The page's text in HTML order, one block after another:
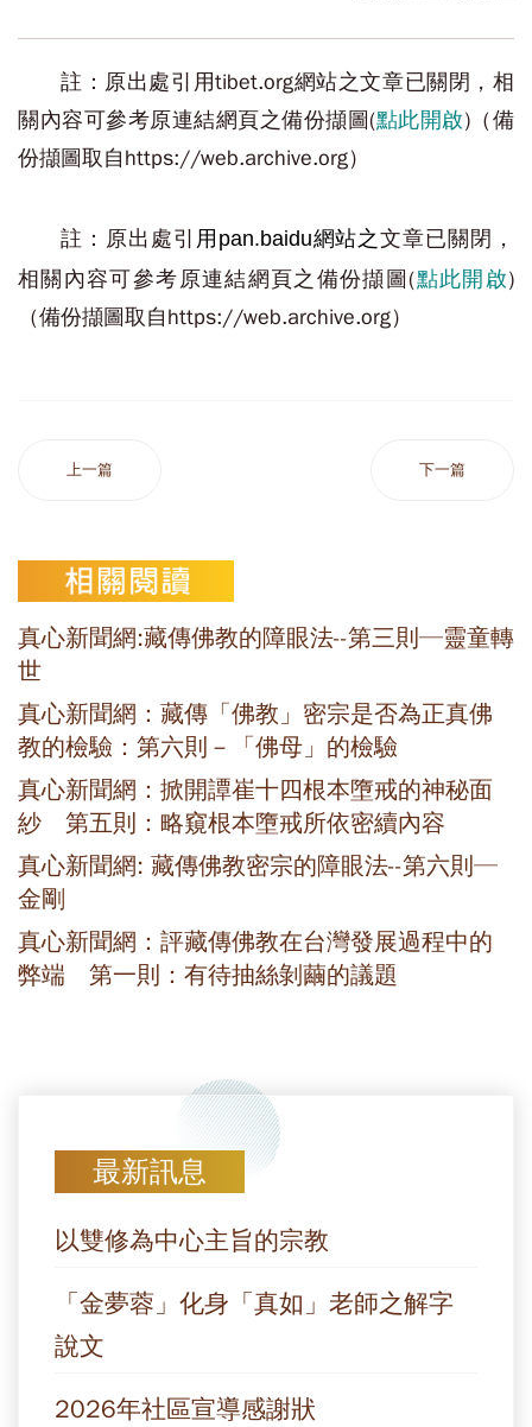
註：原出處引用tibet.org網站之文章已關閉，相
關內容可參考原連結網頁之備份擷圖(點此開啟)（備
份擷圖取自https://web.archive.org）
註：原出處引 用 pan.baidu網站之文章已關閉，
相關內容可參考原連結網頁之備份擷圖(點此開啟)
（備份擷圖取自https://web.archive.org）
上一篇 下一篇
真心新聞網:藏傳佛教的障眼法--第三則─靈童轉
世
真心新聞網：藏傳「佛教」密宗是否為正真佛
教的檢驗：第六則－「佛母」的檢驗
真心新聞網：掀開譚崔十四根本墮戒的神秘面
紗 第五則：略窺根本墮戒所依密續內容
真心新聞網: 藏傳佛教密宗的障眼法--第六則─
金剛
真心新聞網：評藏傳佛教在台灣發展過程中的
弊端 第一則：有待抽絲剝繭的議題
最新訊息
以雙修為中心主旨的宗教
「金夢蓉」化身「真如」老師之解字
說文
2026年社區宣導感謝狀